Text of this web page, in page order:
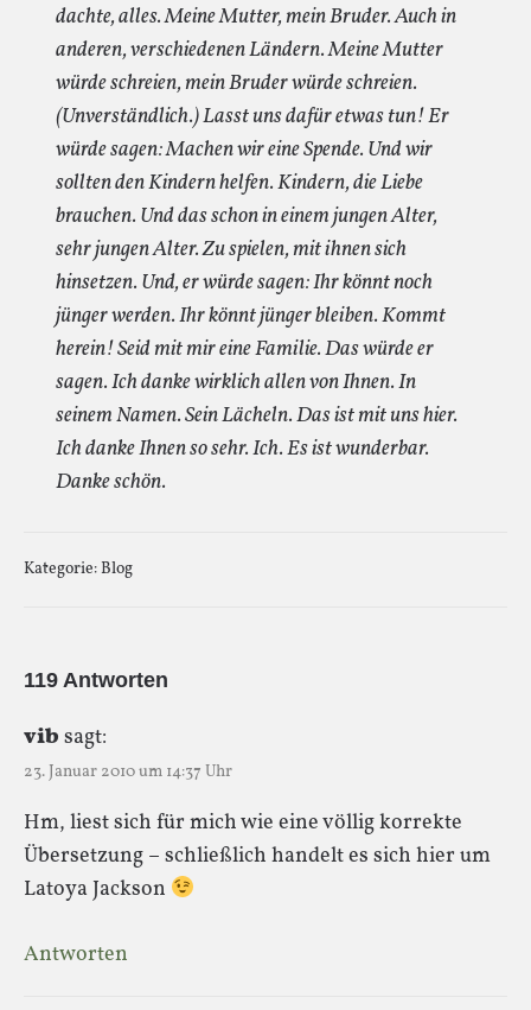
dachte, alles. Meine Mutter, mein Bruder. Auch in
anderen, verschiedenen Ländern. Meine Mutter
würde schreien, mein Bruder würde schreien.
(Unverständlich.) Lasst uns dafür etwas tun! Er
würde sagen: Machen wir eine Spende. Und wir
sollten den Kindern helfen. Kindern, die Liebe
brauchen. Und das schon in einem jungen Alter,
sehr jungen Alter. Zu spielen, mit ihnen sich
hinsetzen. Und, er würde sagen: Ihr könnt noch
jünger werden. Ihr könnt jünger bleiben. Kommt
herein! Seid mit mir eine Familie. Das würde er
sagen. Ich danke wirklich allen von Ihnen. In
seinem Namen. Sein Lächeln. Das ist mit uns hier.
Ich danke Ihnen so sehr. Ich. Es ist wunderbar.
Danke schön.
Kategorie:Blog
119 Antworten
vib sagt:
23. Januar 2010 um 14:37 Uhr
Hm, liest sich für mich wie eine völlig korrekte
Übersetzung – schließlich handelt es sich hier um
Latoya Jackson
Antworten